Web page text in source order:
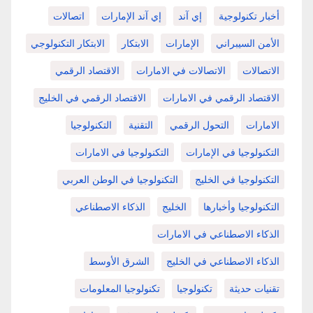
أخبار تكنولوجية إي آند إي آند الإمارات اتصالات
الأمن السيبراني الإمارات الابتكار الابتكار التكنولوجي
الاتصالات الاتصالات في الامارات الاقتصاد الرقمي
الاقتصاد الرقمي في الامارات الاقتصاد الرقمي في الخليج
الامارات التحول الرقمي التقنية التكنولوجيا
التكنولوجيا في الإمارات التكنولوجيا في الامارات
التكنولوجيا في الخليج التكنولوجيا في الوطن العربي
التكنولوجيا وأخبارها الخليج الذكاء الاصطناعي
الذكاء الاصطناعي في الامارات
الذكاء الاصطناعي في الخليج الشرق الأوسط
تقنيات حديثة تكنولوجيا تكنولوجيا المعلومات